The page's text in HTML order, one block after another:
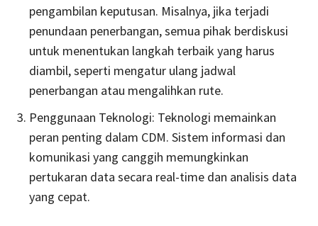
pengambilan keputusan. Misalnya, jika terjadi
penundaan penerbangan, semua pihak berdiskusi
untuk menentukan langkah terbaik yang harus
diambil, seperti mengatur ulang jadwal
penerbangan atau mengalihkan rute.
Penggunaan Teknologi: Teknologi memainkan
peran penting dalam CDM. Sistem informasi dan
komunikasi yang canggih memungkinkan
pertukaran data secara real-time dan analisis data
yang cepat.